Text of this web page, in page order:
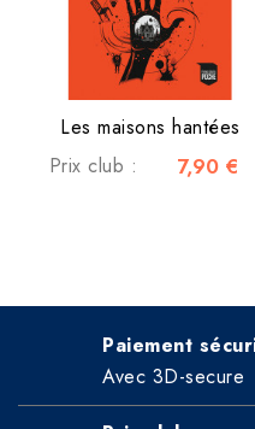
Les maisons hantées
Prix club :
7,90 €
Paiement
Avec 3D-secure